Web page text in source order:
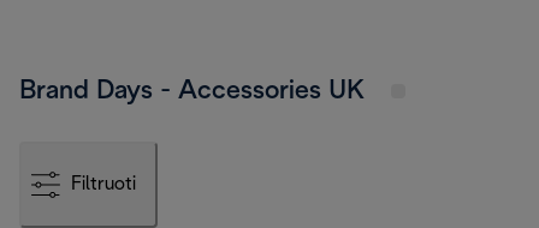
Brand Days - Accessories UK
Filtruoti